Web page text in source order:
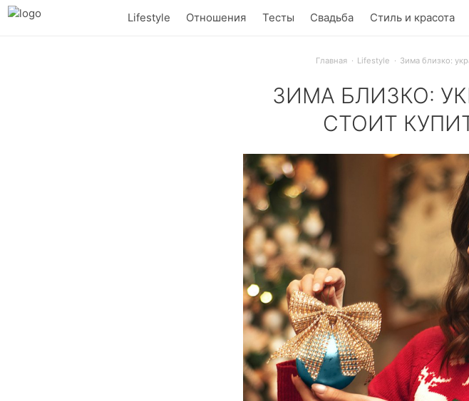
Lifestyle Отношения Тесты Свадьба Стиль и красота
Главная Lifestyle Зима близко:
ЗИМА БЛИЗКО:
СТОИТ
Не жди предновогодней суеты! Узнай,